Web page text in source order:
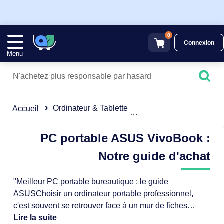
Menu
0
Connexion
Accueil Ordinateur & Tablette
PC portable ASUS VivoBook :
Notre guide d'achat
"Meilleur PC portable bureautique : le guide
ASUSChoisir un ordinateur portable professionnel,
c'est souvent se retrouver face à un mur de fiches
techniques incompréhensibles, de promesses
Lire la suite